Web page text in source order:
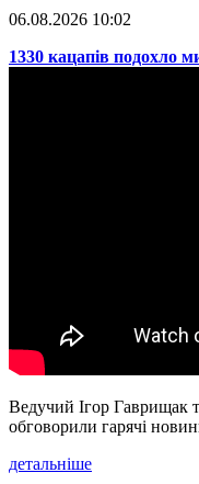
06.08.2026 10:02
​1330 кацапів подохло
Ведучий Ігор Гаврищак
обговорили гарячі
детальніше